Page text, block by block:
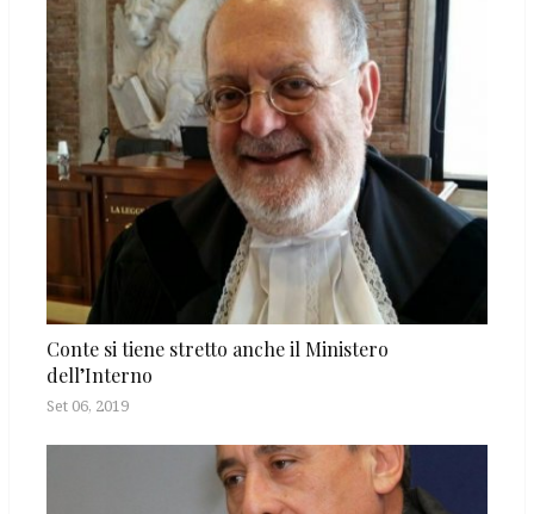
Conte si tiene stretto anche il Ministero
dell’Interno
Set 06, 2019